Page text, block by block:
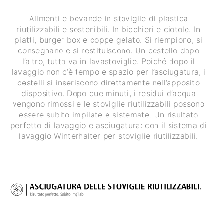
Alimenti e bevande in stoviglie di plastica
riutilizzabili e sostenibili. In bicchieri e ciotole. In
piatti, burger box e coppe gelato. Si riempiono, si
consegnano e si restituiscono. Un cestello dopo
l’altro, tutto va in lavastoviglie. Poiché dopo il
lavaggio non c’è tempo e spazio per l’asciugatura, i
cestelli si inseriscono direttamente nell’apposito
dispositivo. Dopo due minuti, i residui d’acqua
vengono rimossi e le stoviglie riutilizzabili possono
essere subito impilate e sistemate. Un risultato
perfetto di lavaggio e asciugatura: con il sistema di
lavaggio Winterhalter per stoviglie riutilizzabili.